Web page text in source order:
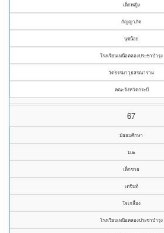
เด็กหญิง
กัญญาภัค
นุชน้อย
โรงเรียนเหนือคลองประชาบำรุง
วัดธรรมาวุธสรณาราม
คณะจังหวัดกระบี่
67
มัธยมศึกษา
ม.๒
เด็กชาย
เตชินท์
ใจเกลี้ยง
โรงเรียนเหนือคลองประชาบำรุง